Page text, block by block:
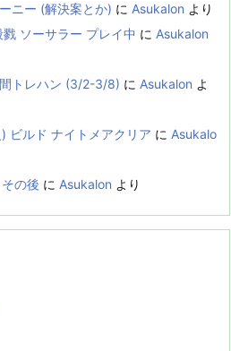
ニー (解決案とか) に Asukalon より
ソーサラー プレイ中 に Asukalon
トレハン (3/2-3/8) に Asukalon よ
ビルド ナイトメアクリア に Asukalo
の後 に Asukalon より